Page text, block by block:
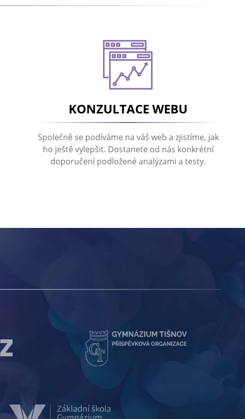
KONZULTACE WEBU
Společně se podíváme na váš web a zjistíme, jak
ho ještě vylepšit. Dostanete od nás konkrétní
doporučení podložené analýzami a testy.